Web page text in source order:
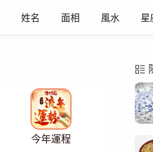
姓名 面相 風水 星
今年運程